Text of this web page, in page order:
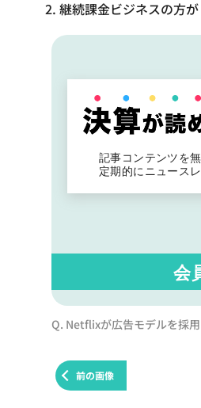
2. 継続課金ビジネスの方
記事コンテンツを
定期的にニュース
会
Q. Netflixが広告モデルを採
前の画像